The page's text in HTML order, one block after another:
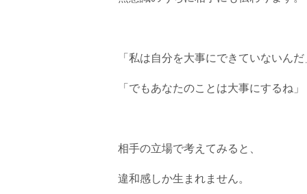
「私は自分を大事にできていないんだ
「でもあなたのことは大事にするね」
相手の立場で考えてみると、
違和感しか生まれません。